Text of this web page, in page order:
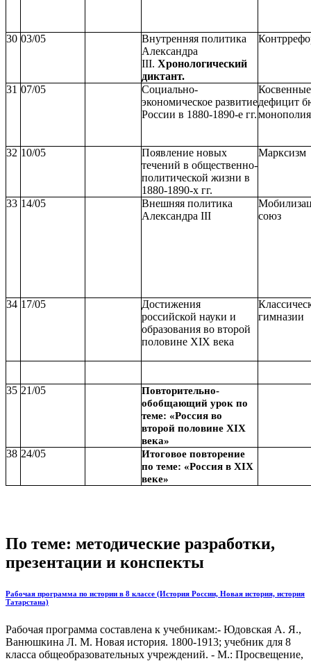
30 03/05
Внутренняя политика
Александра
III. Хронологический
диктант.
31 07/05
Социально-
экономическое развитие
России в 1880-1890-е гг.
дефицит
монополия
32 10/05
Появление новых
течений в общественно-
политической жизни в
1880-1890-х гг.
Марксизм
33 14/05
Внешняя политика
Александра III
союз
34 17/05
Достижения
российской науки и
образования во второй
половине XIX века
гимназии
35 21/05
Повторительно-
обобщающий урок по
теме: «Россия во
второй половине XIX
века»
38 24/05
Итоговое повторение
по теме: «Россия в XIX
веке»
По теме: методические разработки,
презентации и конспекты
Рабочая программа по истории в 8 классе (История России, Новая история, история
Татарстана)
Рабочая программа составлена к учебникам:- Юдовская А. Я.,
Ванюшкина Л. М. Новая история. 1800-1913; учебник для 8
класса общеобразовательных учреждений. - М.: Просвещение,